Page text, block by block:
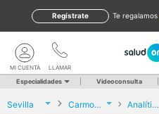
te regalamos
Regístrate
LLAMAR
MI CUENTA
Especialidades Videoconsulta
Sevilla Carmona Analíticas y Genética